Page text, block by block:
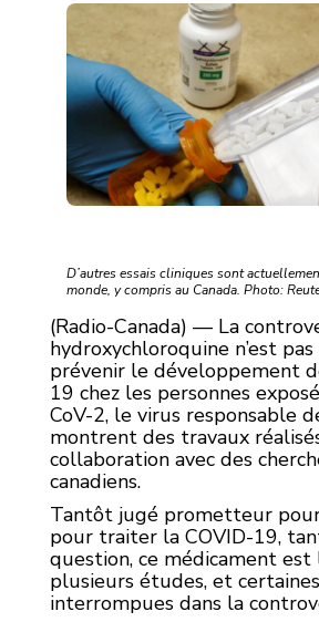
D’autres essais cliniques sont
monde, y compris au Canada. Photo:
(Radio-Canada) — La
hydroxychloroquine n’est
prévenir le développement
19 chez les personnes
CoV-2, le virus responsable
montrent des travaux
collaboration avec des
canadiens.
Tantôt jugé prometteur
pour traiter la COVID-19,
question, ce médicament est
plusieurs études, et
interrompues dans la